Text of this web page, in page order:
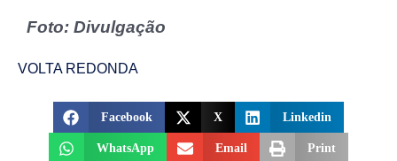
Foto: Divulgação
VOLTA REDONDA
Facebook X Linkedin
WhatsApp Email Print